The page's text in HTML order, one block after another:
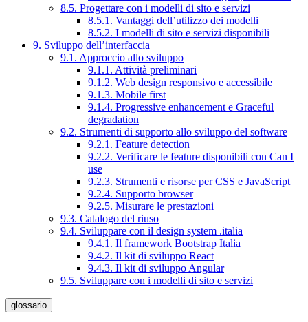
8.5. Progettare con i modelli di sito e servizi
8.5.1. Vantaggi dell’utilizzo dei modelli
8.5.2. I modelli di sito e servizi disponibili
9. Sviluppo dell’interfaccia
9.1. Approccio allo sviluppo
9.1.1. Attività preliminari
9.1.2. Web design responsivo e accessibile
9.1.3. Mobile first
9.1.4. Progressive enhancement e Graceful
degradation
9.2. Strumenti di supporto allo sviluppo del software
9.2.1. Feature detection
9.2.2. Verificare le feature disponibili con Can I
use
9.2.3. Strumenti e risorse per CSS e JavaScript
9.2.4. Supporto browser
9.2.5. Misurare le prestazioni
9.3. Catalogo del riuso
9.4. Sviluppare con il design system .italia
9.4.1. Il framework Bootstrap Italia
9.4.2. Il kit di sviluppo React
9.4.3. Il kit di sviluppo Angular
9.5. Sviluppare con i modelli di sito e servizi
glossario